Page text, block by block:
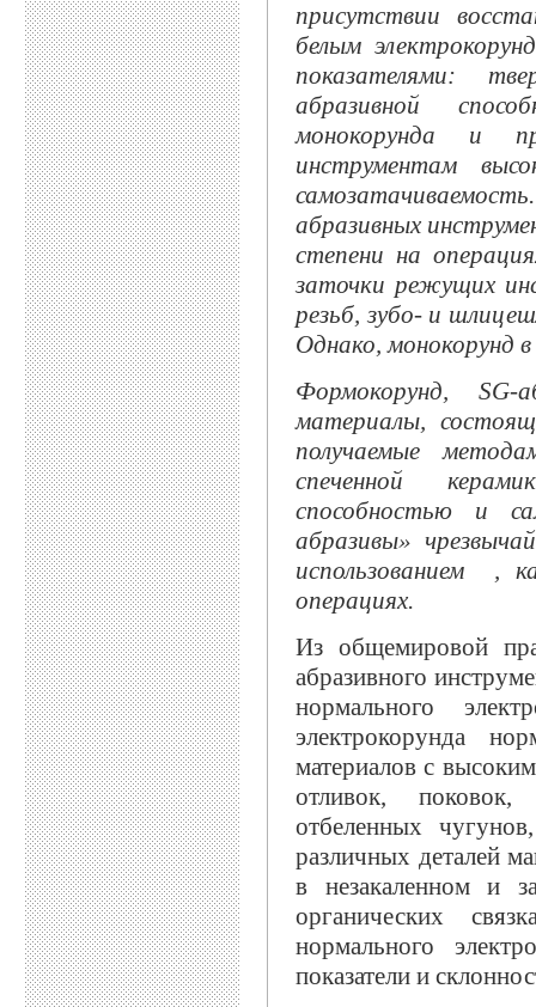
присутствии
белым
показателями:
абразивной
монокорунда и
инструментам
абразивных
степени на
заточки режущих
резьб, зубо- и
Однако, монокорунд
Формокорунд,
материалы,
получаемые
спеченной
способностью и
абразивы»
использованием ,
операциях.
Из общемировой
абразивного
нормального
электрокорунда
материалов с
отливок,
отбеленных
различных деталей
в незакаленном и
органических
нормального
показатели и